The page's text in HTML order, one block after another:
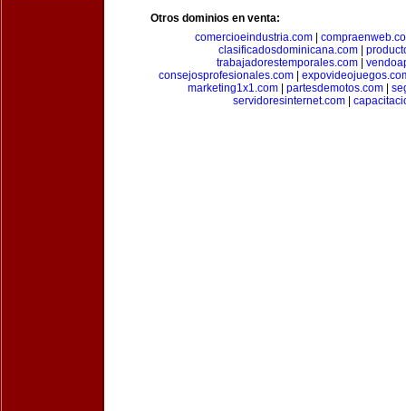
Otros dominios en venta:
comercioeindustria.com|
clasificadosdominicana.com
trabajadorestemporales.com
consejosprofesionales.com|
marketing1x1.com| partesdemotos.com|
servidoresinternet.com